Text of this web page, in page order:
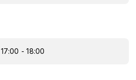
17:00 - 18:00